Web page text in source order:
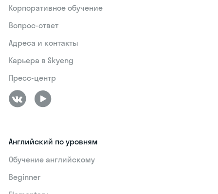
Корпоративное обучение
Вопрос-ответ
Адреса и контакты
Карьера в Skyeng
Пресс-центр
Английский по уровням
Обучение английскому
Beginner